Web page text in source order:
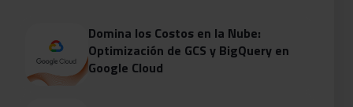
Domina los Costos en la Nube:
Optimización de GCS y BigQuery en
Google Cloud